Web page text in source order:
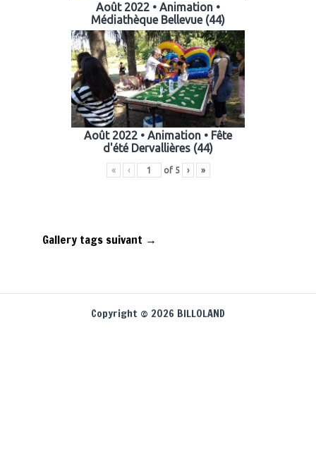
Août 2022 • Animation •
Médiathèque Bellevue (44)
Août 2022 • Animation • Fête
d'été Dervallières (44)
« ‹ of 5 › »
Gallery tags suivant →
Copyright © 2026 BILLOLAND